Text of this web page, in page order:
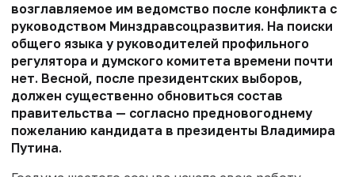
возглавляемое им ведомство после конфликта с
руководством Минздравсоцразвития. На поиски
общего языка у руководителей профильного
регулятора и думского комитета времени почти
нет. Весной, после президентских выборов,
должен существенно обновиться состав
правительства — согласно предновогоднему
пожеланию кандидата в президенты Владимира
Путина.